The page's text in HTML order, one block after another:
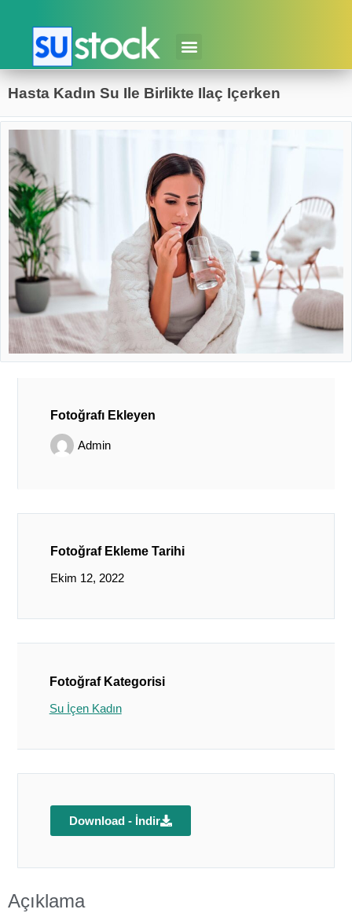
Hasta Kadın Su Ile Birlikte Ilaç Içerken
Fotoğrafı Ekleyen
Admin
Fotoğraf Ekleme Tarihi
Ekim 12, 2022
Fotoğraf Kategorisi
Su İçen Kadın
Download - İndir
Açıklama